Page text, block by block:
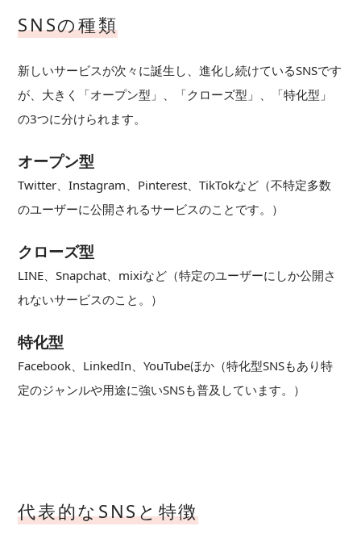
SNSの種類
新しいサービスが次々に誕生し、進化し続けているSNSです
が、大きく「オープン型」、「クローズ型」、「特化型」
の3つに分けられます。
オープン型
Twitter、Instagram、Pinterest、TikTokなど（不特定多数
のユーザーに公開されるサービスのことです。）
クローズ型
LINE、Snapchat、mixiなど（特定のユーザーにしか公開さ
れないサービスのこと。）
特化型
Facebook、LinkedIn、YouTubeほか（特化型SNSもあり特
定のジャンルや用途に強いSNSも普及しています。）
代表的なSNSと特徴